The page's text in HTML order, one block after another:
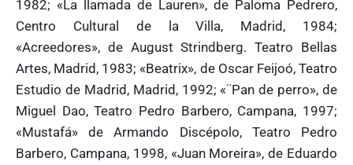
1982; «La llamada de Lauren», de Paloma Pedrero,
Centro Cultural de la Villa, Madrid, 1984;
«Acreedores», de August Strindberg. Teatro Bellas
Artes, Madrid, 1983; «Beatrix», de Oscar Feijoó, Teatro
Estudio de Madrid, Madrid, 1992; «¨Pan de perro», de
Miguel Dao, Teatro Pedro Barbero, Campana, 1997;
«Mustafá» de Armando Discépolo, Teatro Pedro
Barbero, Campana, 1998, «Juan Moreira», de Eduardo